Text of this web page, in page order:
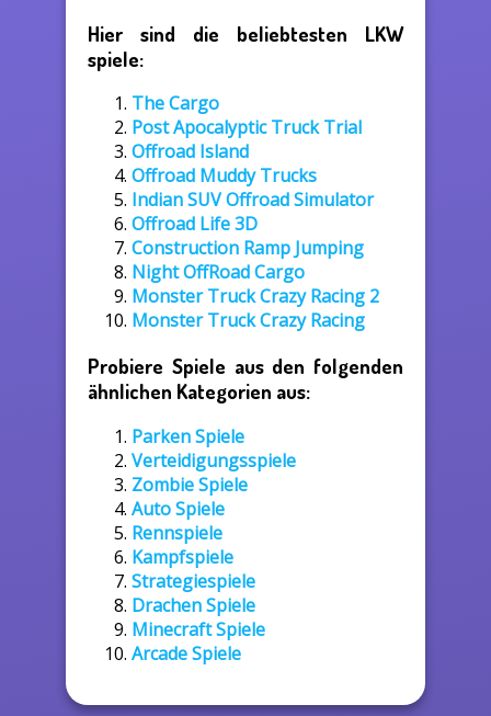
Hier sind die beliebtesten LKW
spiele:
The Cargo
Post Apocalyptic Truck Trial
Offroad Island
Offroad Muddy Trucks
Indian SUV Offroad Simulator
Offroad Life 3D
Construction Ramp Jumping
Night OffRoad Cargo
Monster Truck Crazy Racing 2
Monster Truck Crazy Racing
Probiere Spiele aus den folgenden
ähnlichen Kategorien aus:
Parken Spiele
Verteidigungsspiele
Zombie Spiele
Auto Spiele
Rennspiele
Kampfspiele
Strategiespiele
Drachen Spiele
Minecraft Spiele
Arcade Spiele